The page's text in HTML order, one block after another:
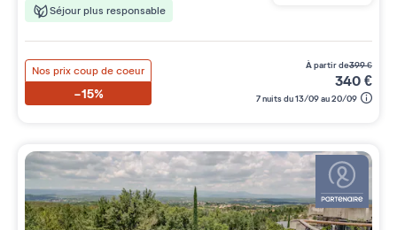
Séjour plus responsable
Nos prix coup de coeur
-15%
à partir de399€
340€
7 nuits du 13/09 au 20/09